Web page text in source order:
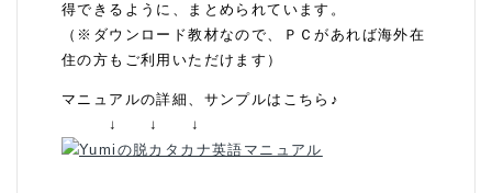
得できるように、まとめられています。
（※ダウンロード教材なので、ＰＣがあれば海外在
住の方もご利用いただけます）
マニュアルの詳細、サンプルはこちら♪
↓ ↓ ↓